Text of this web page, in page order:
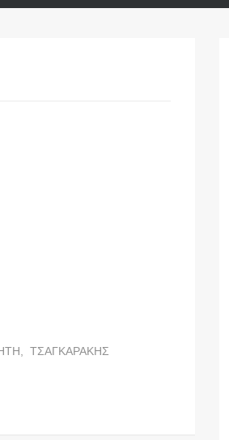
ΤΣΑΓΚΑΡΑΚΗΣ